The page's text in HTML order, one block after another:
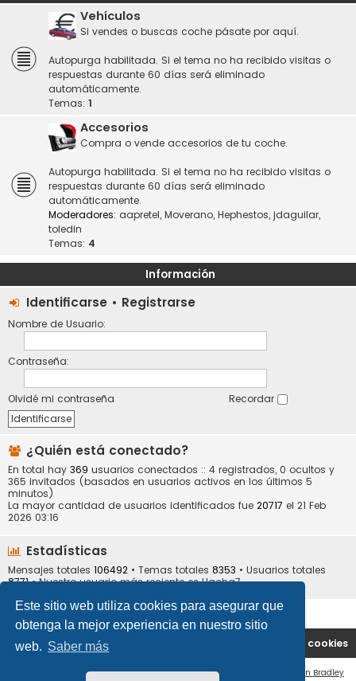
Este sitio web utiliza cookies para asegurar que
obtenga la mejor experiencia en nuestro sitio
web. Saber más
Vehículos
Si vendes o buscas coche pásate por aquí.
Autopurga habilitada. Si el tema no ha recibido visitas o
respuestas durante 60 días será eliminado
automáticamente.
Temas: 1
Accesorios
Compra o vende accesorios de tu coche.
Autopurga habilitada. Si el tema no ha recibido visitas o
respuestas durante 60 días será eliminado
automáticamente.
Moderadores: aapretel, Moverano, Hephestos, jdaguilar,
toledin
Temas: 4
Información
Identificarse • Registrarse
Nombre de Usuario:
Contraseña:
Olvidé mi contraseña Recordar
¿Quién está conectado?
En total hay 369 usuarios conectados :: 4 registrados, 0 ocultos y
365 invitados (basados en usuarios activos en los últimos 5
minutos)
La mayor cantidad de usuarios identificados fue 20717 el 21 Feb
2026 03:16
Estadísticas
Mensajes totales 106492 • Temas totales 8353 • Usuarios totales
8771• Nuestro usuario más reciente esHacha7
Portal Índice general Borrar cookies
Ian Bradley